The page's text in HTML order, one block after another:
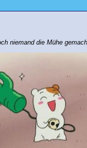
niemand die Mühe